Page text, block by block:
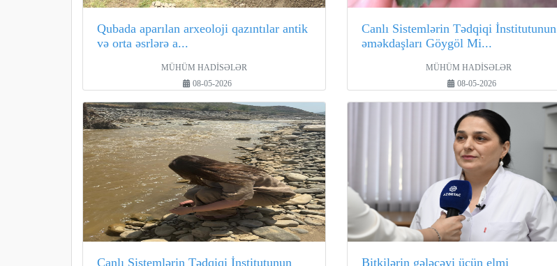
Qubada aparılan arxeoloji qazıntılar antik
və orta əsrlərə a...
MÜHÜM HADİSƏLƏR
08-05-2026
Canlı Sistemlərin Tədqiqi İnstitutunun
əməkdaşları Göygöl Mi...
MÜHÜM HADİSƏLƏR
08-05-2026
Canlı Sistemlərin Tədqiqi İnstitutunun
Bitkilərin gələcəyi üçün elmi